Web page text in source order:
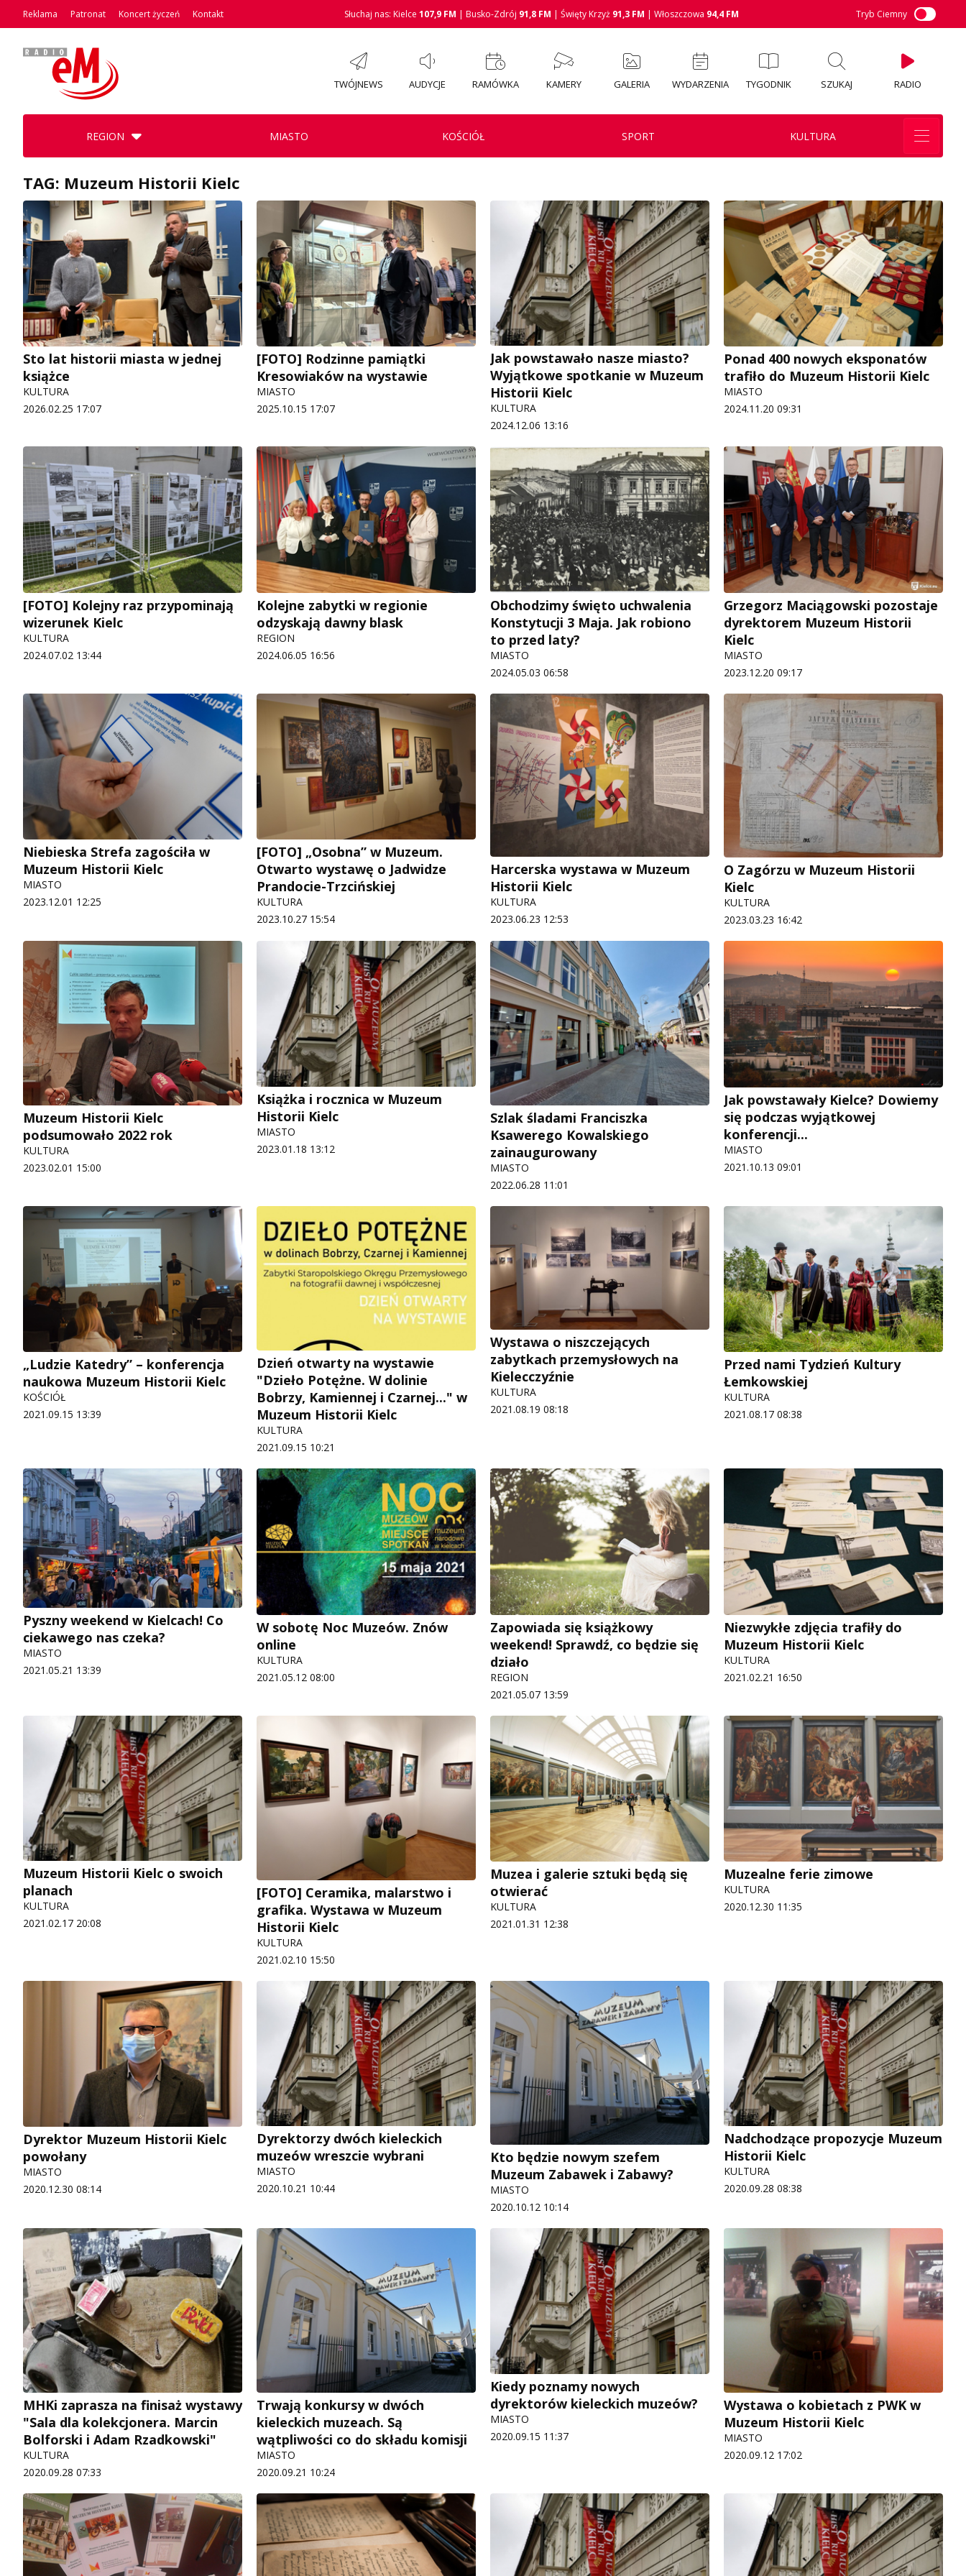
Reklama Patronat Koncert życzeń Kontakt Słuchaj nas: Kielce 107,9 FM | Busko-Zdrój 91,8 FM | Święty Krzyż 91,3 FM | Włoszczowa 94,4 FM Tryb Ciemny
TWÓJNEWS AUDYCJE RAMÓWKA KAMERY GALERIA WYDARZENIA TYGODNIK SZUKAJ RADIO
REGION MIASTO KOŚCIÓŁ SPORT KULTURA
TAG: Muzeum Historii Kielc
Sto lat historii miasta w jednej
książce
KULTURA
2026.02.25 17:07
[FOTO] Rodzinne pamiątki
Kresowiaków na wystawie
MIASTO
2025.10.15 17:07
Jak powstawało nasze miasto?
Wyjątkowe spotkanie w Muzeum
Historii Kielc
KULTURA
2024.12.06 13:16
Ponad 400 nowych eksponatów
trafiło do Muzeum Historii Kielc
MIASTO
2024.11.20 09:31
[FOTO] Kolejny raz przypominają
wizerunek Kielc
KULTURA
2024.07.02 13:44
Kolejne zabytki w regionie
odzyskają dawny blask
REGION
2024.06.05 16:56
Obchodzimy święto uchwalenia
Konstytucji 3 Maja. Jak robiono
to przed laty?
MIASTO
2024.05.03 06:58
Grzegorz Maciągowski pozostaje
dyrektorem Muzeum Historii
Kielc
MIASTO
2023.12.20 09:17
Niebieska Strefa zagościła w
Muzeum Historii Kielc
MIASTO
2023.12.01 12:25
[FOTO] „Osobna” w Muzeum.
Otwarto wystawę o Jadwidze
Prandocie-Trzcińskiej
KULTURA
2023.10.27 15:54
Harcerska wystawa w Muzeum
Historii Kielc
KULTURA
2023.06.23 12:53
O Zagórzu w Muzeum Historii
Kielc
KULTURA
2023.03.23 16:42
Muzeum Historii Kielc
podsumowało 2022 rok
KULTURA
2023.02.01 15:00
Książka i rocznica w Muzeum
Historii Kielc
MIASTO
2023.01.18 13:12
Szlak śladami Franciszka
Ksawerego Kowalskiego
zainaugurowany
MIASTO
2022.06.28 11:01
Jak powstawały Kielce? Dowiemy
się podczas wyjątkowej
konferencji...
MIASTO
2021.10.13 09:01
„Ludzie Katedry” – konferencja
naukowa Muzeum Historii Kielc
KOŚCIÓŁ
2021.09.15 13:39
Dzień otwarty na wystawie
"Dzieło Potężne. W dolinie
Bobrzy, Kamiennej i Czarnej..." w
Muzeum Historii Kielc
KULTURA
2021.09.15 10:21
Wystawa o niszczejących
zabytkach przemysłowych na
Kielecczyźnie
KULTURA
2021.08.19 08:18
Przed nami Tydzień Kultury
Łemkowskiej
KULTURA
2021.08.17 08:38
Pyszny weekend w Kielcach! Co
ciekawego nas czeka?
MIASTO
2021.05.21 13:39
W sobotę Noc Muzeów. Znów
online
KULTURA
2021.05.12 08:00
Zapowiada się książkowy
weekend! Sprawdź, co będzie się
działo
REGION
2021.05.07 13:59
Niezwykłe zdjęcia trafiły do
Muzeum Historii Kielc
KULTURA
2021.02.21 16:50
Muzeum Historii Kielc o swoich
planach
KULTURA
2021.02.17 20:08
[FOTO] Ceramika, malarstwo i
grafika. Wystawa w Muzeum
Historii Kielc
KULTURA
2021.02.10 15:50
Muzea i galerie sztuki będą się
otwierać
KULTURA
2021.01.31 12:38
Muzealne ferie zimowe
KULTURA
2020.12.30 11:35
Dyrektor Muzeum Historii Kielc
powołany
MIASTO
2020.12.30 08:14
Dyrektorzy dwóch kieleckich
muzeów wreszcie wybrani
MIASTO
2020.10.21 10:44
Kto będzie nowym szefem
Muzeum Zabawek i Zabawy?
MIASTO
2020.10.12 10:14
Nadchodzące propozycje Muzeum
Historii Kielc
KULTURA
2020.09.28 08:38
MHKi zaprasza na finisaż wystawy
"Sala dla kolekcjonera. Marcin
Bolforski i Adam Rzadkowski"
KULTURA
2020.09.28 07:33
Trwają konkursy w dwóch
kieleckich muzeach. Są
wątpliwości co do składu komisji
MIASTO
2020.09.21 10:24
Kiedy poznamy nowych
dyrektorów kieleckich muzeów?
MIASTO
2020.09.15 11:37
Wystawa o kobietach z PWK w
Muzeum Historii Kielc
MIASTO
2020.09.12 17:02